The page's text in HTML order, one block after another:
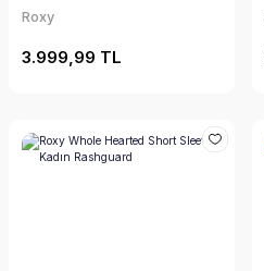
Roxy
3.999,99 TL